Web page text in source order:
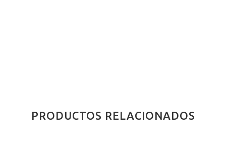
PRODUCTOS RELACIONADOS